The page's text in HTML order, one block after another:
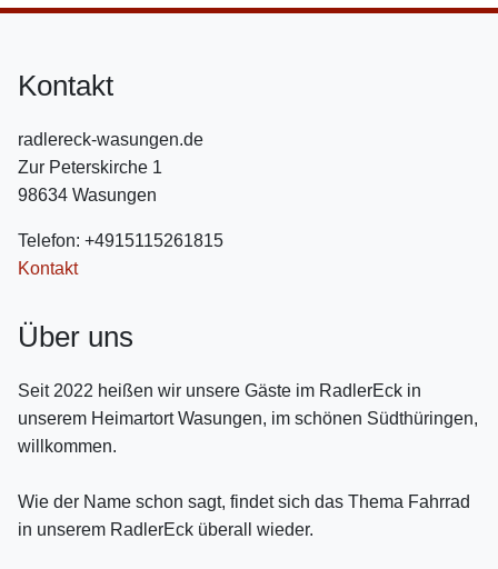
Kontakt
radlereck-wasungen.de
Zur Peterskirche 1
98634 Wasungen
Telefon: +4915115261815
Kontakt
Über uns
Seit 2022 heißen wir unsere Gäste im RadlerEck in
unserem Heimartort Wasungen, im schönen Südthüringen,
willkommen.
Wie der Name schon sagt, findet sich das Thema Fahrrad
in unserem RadlerEck überall wieder.